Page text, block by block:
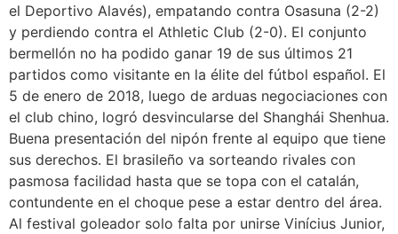
el Deportivo Alavés), empatando contra Osasuna (2-2)
y perdiendo contra el Athletic Club (2-0). El conjunto
bermellón no ha podido ganar 19 de sus últimos 21
partidos como visitante en la élite del fútbol español. El
5 de enero de 2018, luego de arduas negociaciones con
el club chino, logró desvincularse del Shanghái Shenhua.
Buena presentación del nipón frente al equipo que tiene
sus derechos. El brasileño va sorteando rivales con
pasmosa facilidad hasta que se topa con el catalán,
contundente en el choque pese a estar dentro del área.
Al festival goleador solo falta por unirse Vinícius Junior,